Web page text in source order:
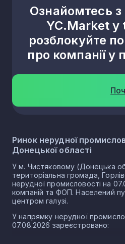
Ознайомтесь
YC.Market у
розблокуйте
про компанії у
Ринок нерудної
Донецької області
У м. Чистяковому (Донецька
територіальна громада,
нерудної промисловості на
компаній та ФОП. Населений
центром галузі.
У напрямку нерудної
07.08.2026 зареєстровано: